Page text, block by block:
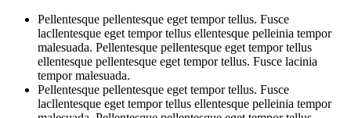
Pellentesque pellentesque eget tempor tellus. Fusce
lacllentesque eget tempor tellus ellentesque pelleinia tempor
malesuada. Pellentesque pellentesque eget tempor tellus
ellentesque pellentesque eget tempor tellus. Fusce lacinia
tempor malesuada.
Pellentesque pellentesque eget tempor tellus. Fusce
lacllentesque eget tempor tellus ellentesque pelleinia tempor